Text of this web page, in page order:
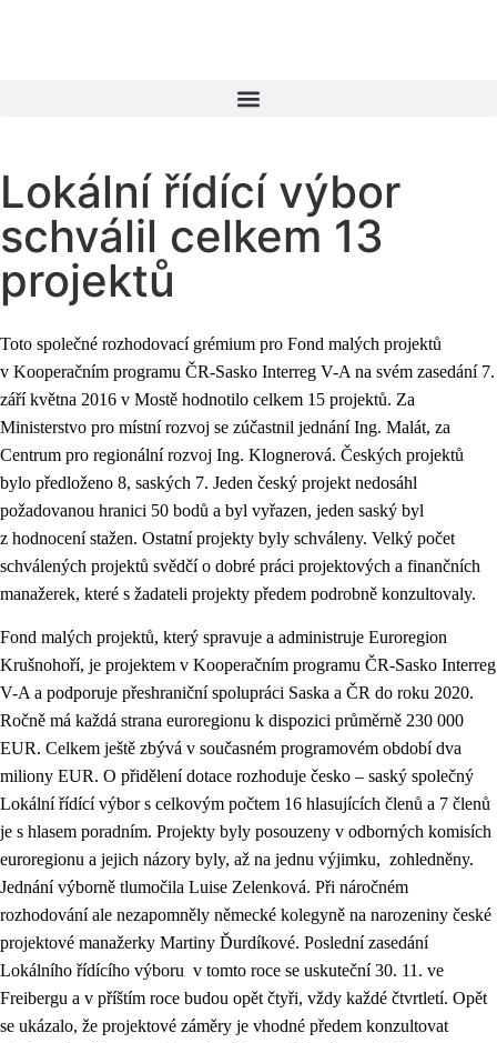
Lokální řídící výbor
schválil celkem 13
projektů
Toto společné rozhodovací grémium pro Fond malých projektů
v Kooperačním programu ČR-Sasko Interreg V-A na svém zasedání 7.
září května 2016 v Mostě hodnotilo celkem 15 projektů. Za
Ministerstvo pro místní rozvoj se zúčastnil jednání Ing. Malát, za
Centrum pro regionální rozvoj Ing. Klognerová. Českých projektů
bylo předloženo 8, saských 7. Jeden český projekt nedosáhl
požadovanou hranici 50 bodů a byl vyřazen, jeden saský byl
z hodnocení stažen. Ostatní projekty byly schváleny. Velký počet
schválených projektů svědčí o dobré práci projektových a finančních
manažerek, které s žadateli projekty předem podrobně konzultovaly.
Fond malých projektů, který spravuje a administruje Euroregion
Krušnohoří, je projektem v Kooperačním programu ČR-Sasko Interreg
V-A a podporuje přeshraniční spolupráci Saska a ČR do roku 2020.
Ročně má každá strana euroregionu k dispozici průměrně 230 000
EUR. Celkem ještě zbývá v současném programovém období dva
miliony EUR. O přidělení dotace rozhoduje česko – saský společný
Lokální řídící výbor s celkovým počtem 16 hlasujících členů a 7 členů
je s hlasem poradním. Projekty byly posouzeny v odborných komisích
euroregionu a jejich názory byly, až na jednu výjimku, zohledněny.
Jednání výborně tlumočila Luise Zelenková. Při náročném
rozhodování ale nezapomněly německé kolegyně na narozeniny české
projektové manažerky Martiny Ďurdíkové. Poslední zasedání
Lokálního řídícího výboru v tomto roce se uskuteční 30. 11. ve
Freibergu a v příštím roce budou opět čtyři, vždy každé čtvrtletí. Opět
se ukázalo, že projektové záměry je vhodné předem konzultovat